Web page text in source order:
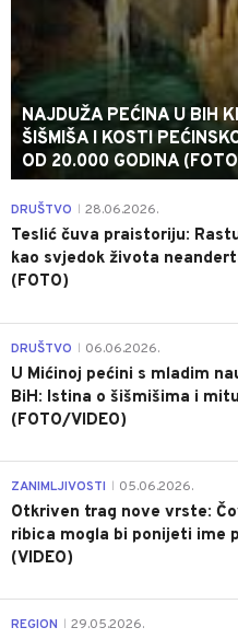
NAJDUŽA PEĆINA U BIH
ŠIŠMIŠA I KOSTI
OD 20.000 GODINA
DRUŠTVO 28.06.2026.
Teslić čuva praistoriju:
kao svjedok života
(FOTO)
DRUŠTVO 06.06.2026.
U Mićinoj pećini s mladim
BiH: Istina o šišmišima i
(FOTO/VIDEO)
ZANIMLJIVOSTI 05.06.2026.
Otkriven trag nove vrste:
ribica mogla bi ponijeti ime
(VIDEO)
REGION 29.05.2026.